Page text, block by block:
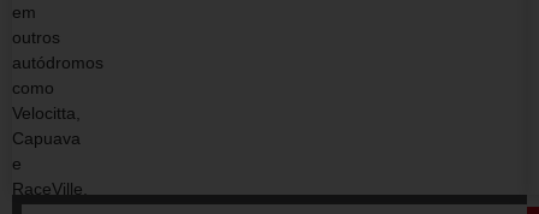
em
outros
autódromos
como
Velocitta,
Capuava
e
RaceVille.